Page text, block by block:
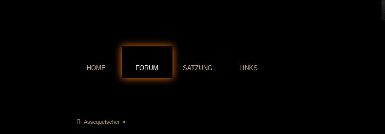
HOME FORUM SATZUNG LINKS
Assequetscher »